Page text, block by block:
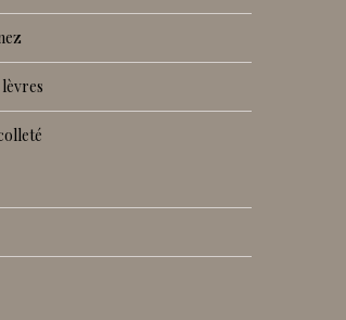
lèvres